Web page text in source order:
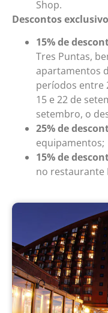
Shop.
Descontos
15% de
Tres Puntas,
apartamentos
períodos entre
15 e 22 de
setembro, o
25% de
equipamentos;
15% de
no restaurante